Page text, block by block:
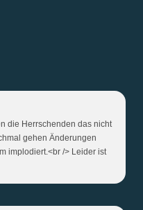
die Herrschenden das nicht
gehen Änderungen
implodiert.<br /> Leider ist